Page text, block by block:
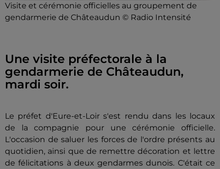
Visite et cérémonie officielles au groupement de
gendarmerie de Châteaudun © Radio Intensité
Une visite préfectorale à la
gendarmerie de Châteaudun,
mardi soir.
Le préfet d'Eure-et-Loir s'est rendu dans les locaux
de la compagnie pour une cérémonie officielle.
L'occasion de saluer les forces de l'ordre présents au
quotidien, ainsi que de remettre décoration et lettre
de félicitations à deux gendarmes dunois. C'était ce